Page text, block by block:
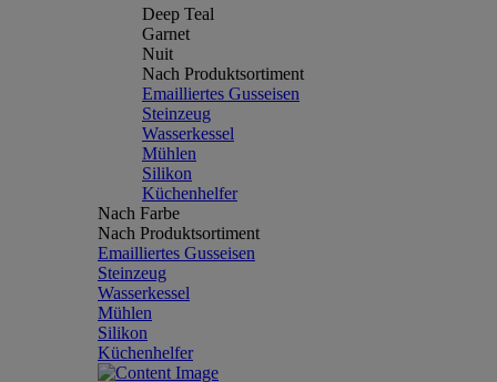
Deep Teal
Garnet
Nuit
Nach Produktsortiment
Emailliertes Gusseisen
Steinzeug
Wasserkessel
Mühlen
Silikon
Küchenhelfer
Nach Farbe
Nach Produktsortiment
Emailliertes Gusseisen
Steinzeug
Wasserkessel
Mühlen
Silikon
Küchenhelfer